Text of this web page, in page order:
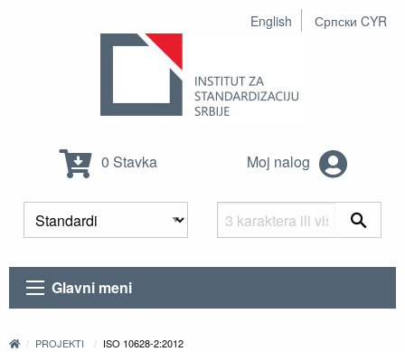
English Српски CYR
0 Stavka Moj nalog
Glavni meni
PROJEKTI ISO 10628-2:2012